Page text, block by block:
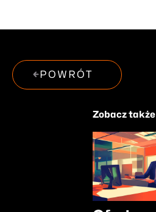
POWRÓT
Zobacz także